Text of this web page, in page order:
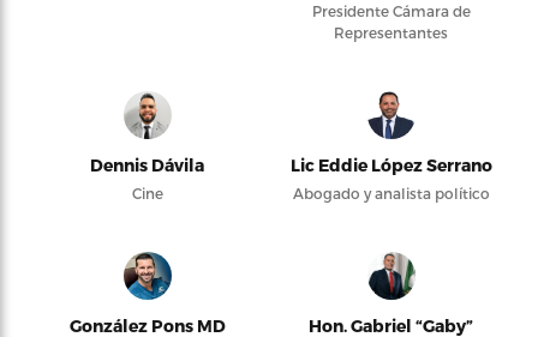
Presidente Cámara de
Representantes
Dennis Dávila
Cine
Lic Eddie López Serrano
Abogado y analista político
González Pons MD
Hon. Gabriel “Gaby”